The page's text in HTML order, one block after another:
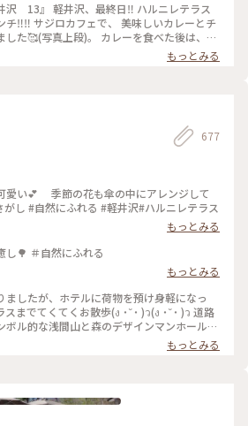
日‼️ ハルニレテラス
チ‼️‼️ サジロカフェで、 美味しいカレーとチ
上段)。 カレーを食べた後は、、
写真右下)。 和菓子の【和泉屋 傳兵衛】
る、 〘森の花豆ソフトクリーム〙です。 森
。 本当に、のんびり過ごし
#私のことりっぷ旅#ことり
#カレー#ソフトクリーム#お土産#OPPO撮
もっとみる
677
愛い💕 季節の花も傘の中にアレンジして
夏色さがし #自然にふれる #軽井沢#ハルニレテラス
もっとみる
し🌳 ＃自然にふれる
もっとみる
ましたが、ホテルに荷物を預け身軽になっ
までてくてくお散歩(ง ˙˘˙ )ว(ง ˙˘˙ )ว 道路
ボル的な浅間山と森のデザインマンホール❇️
川辺のデッキで✨ この川を上流に行くと、
こちらの池は、森でのネイチャープログラ
もっとみる